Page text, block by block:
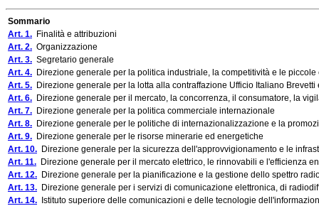
Sommario
Art. 1. Finalità e attribuzioni
Art. 2. Organizzazione
Art. 3. Segretario generale
Art. 4. Direzione generale per la politica industriale, la competitività e le piccole
Art. 5. Direzione generale per la lotta alla contraffazione Ufficio Italiano Brevetti
Art. 6. Direzione generale per il mercato, la concorrenza, il consumatore, la
Art. 7. Direzione generale per la politica commerciale internazionale
Art. 8. Direzione generale per le politiche di internazionalizzazione e la
Art. 9. Direzione generale per le risorse minerarie ed energetiche
Art. 10. Direzione generale per la sicurezza dell'approvvigionamento e le
Art. 11. Direzione generale per il mercato elettrico, le rinnovabili e l'efficienza
Art. 12. Direzione generale per la pianificazione e la gestione dello spettro
Art. 13. Direzione generale per i servizi di comunicazione elettronica, di
Art. 14. Istituto superiore delle comunicazioni e delle tecnologie